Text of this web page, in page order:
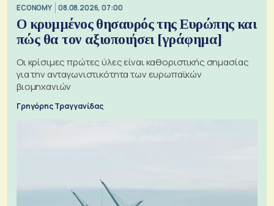
ECONOMY 08.08.2026, 07:00
Ο κρυμμένος θησαυρός της Ευρώπης και
πώς θα τον αξιοποιήσει [γράφημα]
Οι κρίσιμες πρώτες ύλες είναι καθοριστικής σημασίας
για την ανταγωνιστικότητα των ευρωπαϊκών
βιομηχανιών
Γρηγόρης Τραγγανίδας